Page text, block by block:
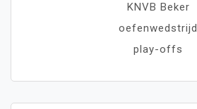
KNVB Beker
oefenwedstrijd
play-offs